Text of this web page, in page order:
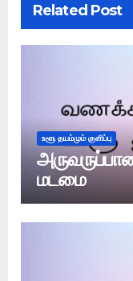
Related Post
உளூ தயம்மும் குளிப்பு
மடமை